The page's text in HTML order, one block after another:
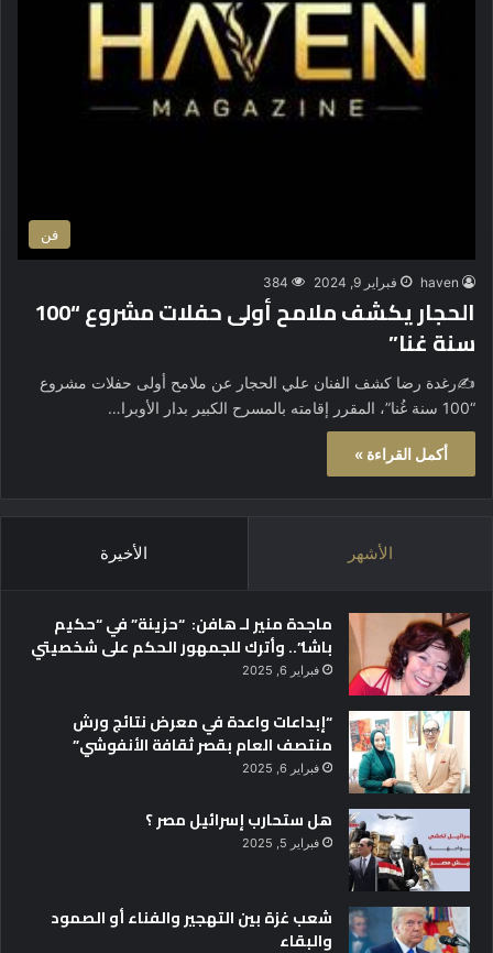
فن
haven فبراير 9, 2024 384
الحجار يكشف ملامح أولى حفلات مشروع “100
سنة غنا”
✍رغدة رضا كشف الفنان علي الحجار عن ملامح أولى حفلات مشروع
“100 سنة غُنا”، المقرر إقامته بالمسرح الكبير بدار الأوبرا…
أكمل القراءة »
الأشهر الأخيرة
ماجدة منير لـ هافن: “حزينة” في “حكيم
باشا”.. وأترك للجمهور الحكم على شخصيتي
فبراير 6, 2025
“إبداعات واعدة في معرض نتائج ورش
منتصف العام بقصر ثقافة الأنفوشي”
فبراير 6, 2025
هل ستحارب إسرائيل مصر ؟
فبراير 5, 2025
شعب غزة بين التهجير والفناء أو الصمود
والبقاء